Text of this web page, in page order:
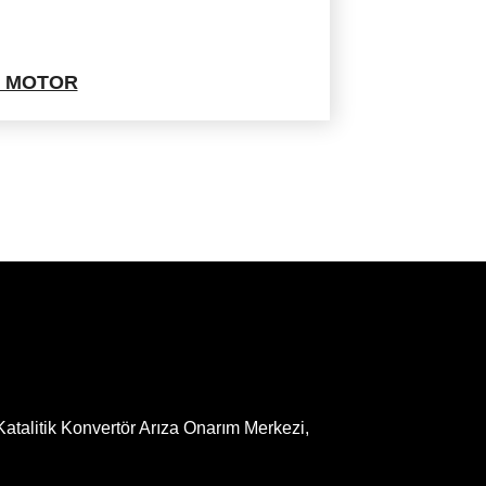
Konvertör Arıza Onarım Merkezi,